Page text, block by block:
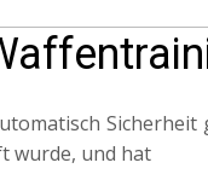
wurde, und hat